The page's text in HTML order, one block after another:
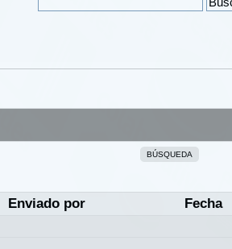
BÚSQUEDA
Enviado por
Fecha